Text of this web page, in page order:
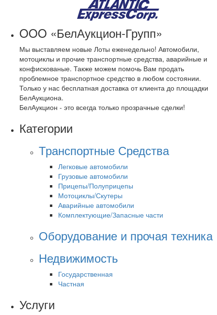
OOO «БелАукцион-Групп»
Мы выставляем новые Лоты еженедельно! Автомобили,
мотоциклы и прочие транспортные средства, аварийные и
конфискованые. Также можем помочь Вам продать
проблемное транспортное средство в любом состоянии.
Только у нас бесплатная доставка от клиента до площадки
БелАукциона.
БелАукцион - это всегда только прозрачные сделки!
Категории
Транспортные Средства
Легковые автомобили
Грузовые автомобили
Прицепы/Полуприцепы
Мотоциклы/Скутеры
Аварийные автомобили
Комплектующие/Запасные части
Оборудование и прочая техника
Недвижимость
Государственная
Частная
Услуги